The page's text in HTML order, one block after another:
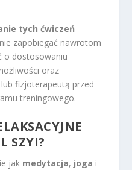
tych ćwiczeń
zapobiegać nawrotom
o dostosowaniu
oraz
fizjoterapeutą przed
treningowego.
SZYI?
jak medytacja, joga i